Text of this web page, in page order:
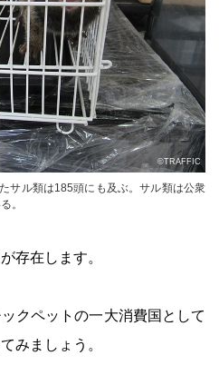
©TRAFFIC
サル類は185頭にも及ぶ。サル類は公衆
。
存在します。
クペットの一大消費国として
みましょう。